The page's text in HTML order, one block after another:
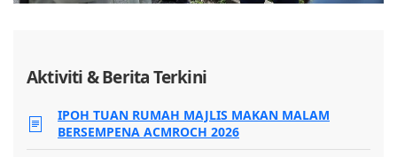
Aktiviti & Berita Terkini
IPOH TUAN RUMAH MAJLIS MAKAN MALAM
BERSEMPENA ACMROCH 2026